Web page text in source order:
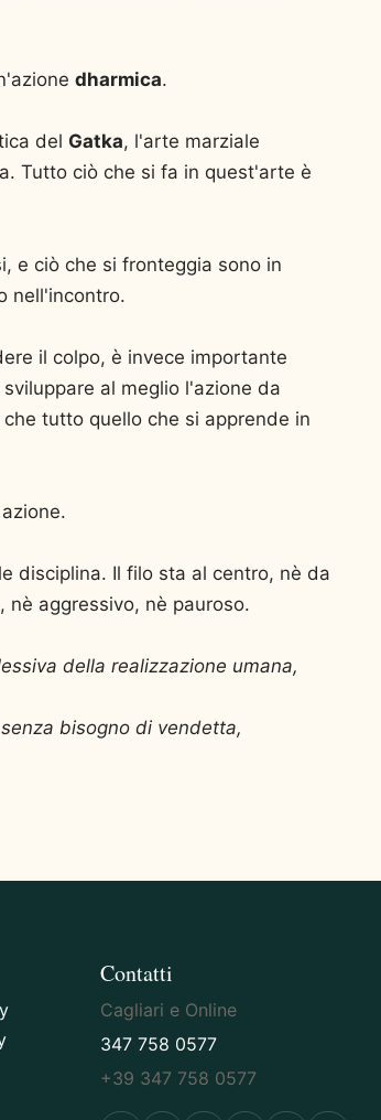
dharmica.
del Gatka, l'arte marziale
Tutto ciò che si fa in quest'arte è
e ciò che si fronteggia sono in
nell'incontro.
il colpo, è invece importante
al meglio l'azione da
tutto quello che si apprende in
disciplina. Il filo sta al centro, nè da
aggressivo, nè pauroso.
della realizzazione umana,
bisogno di vendetta,
Contatti
Cagliari e Online
347 758 0577
+39 347 758 0577